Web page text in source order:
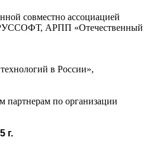
совместно ассоциацией
РУССОФТ, АРПП «Отечественный
в России»,
партнерам по организации
г.